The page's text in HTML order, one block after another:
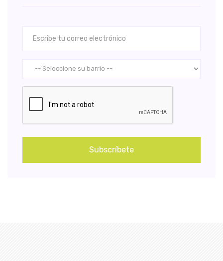
Subscríbete